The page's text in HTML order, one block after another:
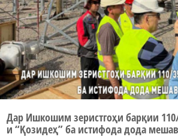
Дар Ишкошим зеристгоҳи барқии
и “Қозидеҳ” ба истифода дода